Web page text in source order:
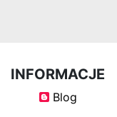
INFORMACJE
Blog